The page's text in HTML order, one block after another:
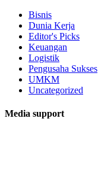
Bisnis
Dunia Kerja
Editor's Picks
Keuangan
Logistik
Pengusaha Sukses
UMKM
Uncategorized
Media support